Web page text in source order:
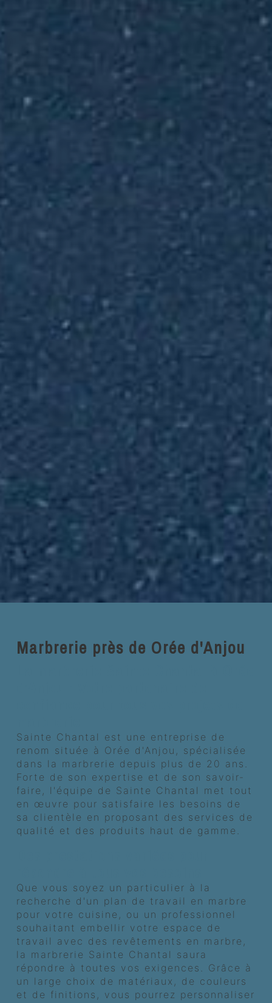
Marbrerie près de Orée d'Anjou
Sainte Chantal est une entreprise de
renom située à Orée d'Anjou, spécialisée
dans la marbrerie depuis plus de 20 ans.
Forte de son expertise et de son savoir-
faire, l'équipe de Sainte Chantal met tout
en œuvre pour satisfaire les besoins de
sa clientèle en proposant des services de
qualité et des produits haut de gamme.
Que vous soyez un particulier à la
recherche d'un plan de travail en marbre
pour votre cuisine, ou un professionnel
souhaitant embellir votre espace de
travail avec des revêtements en marbre,
la marbrerie Sainte Chantal saura
répondre à toutes vos exigences. Grâce à
un large choix de matériaux, de couleurs
et de finitions, vous pourrez personnaliser